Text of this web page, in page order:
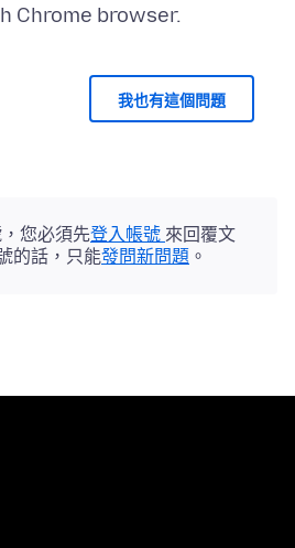
我也有這個問題
您必須先登入帳號 來回覆文
的話，只能發問新問題 。